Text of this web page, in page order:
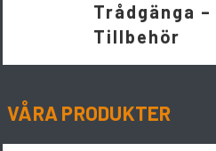
Trådgänga
Tillbehör
VÅRA PRODUKTER